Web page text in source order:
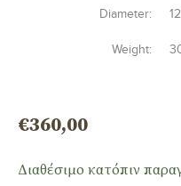
Diameter:
Weight:
€360,00
Διαθέσιμο κατόπιν